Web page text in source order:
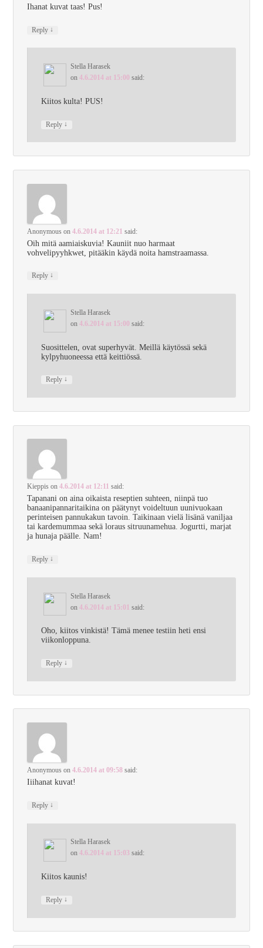
Ihanat kuvat taas! Pus!
Reply ↓
Stella Harasek
on 4.6.2014 at 15:00 said:
Kiitos kulta! PUS!
Reply ↓
Anonymous on4.6.2014 at 12:21 said:
Oih mitä aamiaiskuvia! Kauniit nuo harmaat
vohvelipyyhkwet, pitääkin käydä noita hamstraamassa.
Reply ↓
Stella Harasek
on 4.6.2014 at 15:00 said:
Suosittelen, ovat superhyvät. Meillä käytössä sekä
kylpyhuoneessa että keittiössä.
Reply ↓
Kieppis on4.6.2014 at 12:11 said:
Tapanani on aina oikaista reseptien suhteen, niinpä tuo
banaanipannaritaikina on päätynyt voideltuun uunivuokaan
perinteisen pannukakun tavoin. Taikinaan vielä lisänä vaniljaa
tai kardemummaa sekä loraus sitruunamehua. Jogurtti, marjat
ja hunaja päälle. Nam!
Reply ↓
Stella Harasek
on 4.6.2014 at 15:01 said:
Oho, kiitos vinkistä! Tämä menee testiin heti ensi
viikonloppuna.
Reply ↓
Anonymous on4.6.2014 at 09:58 said:
Iiihanat kuvat!
Reply ↓
Stella Harasek
on 4.6.2014 at 15:03 said:
Kiitos kaunis!
Reply ↓